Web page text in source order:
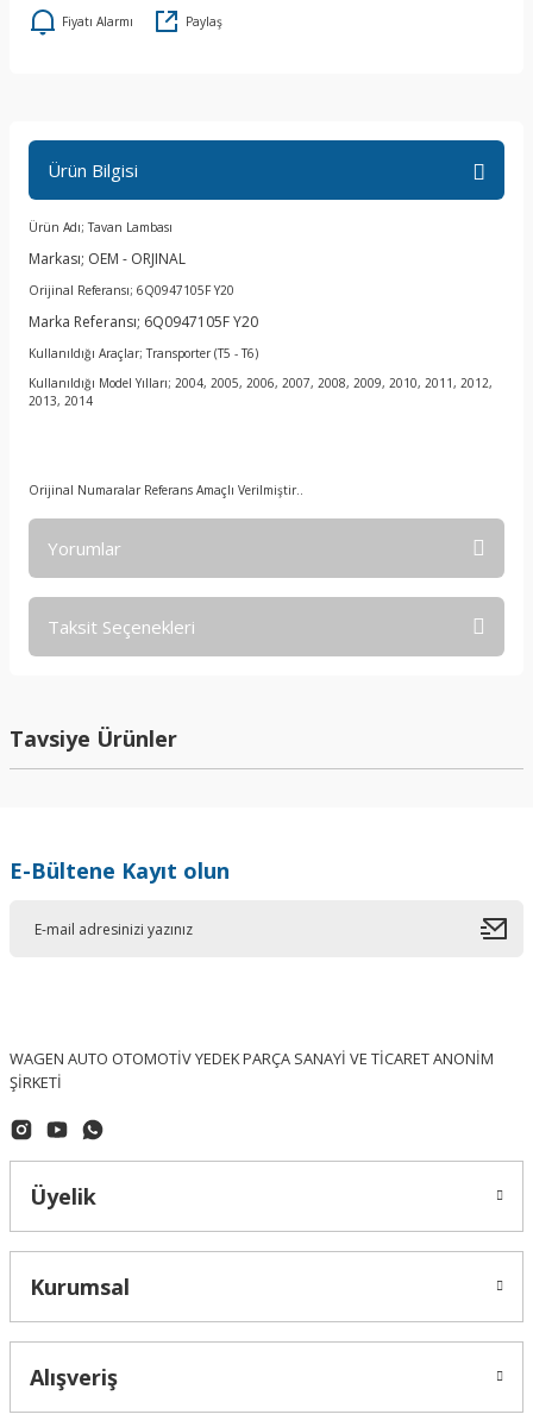
Fiyatı Alarmı Paylaş
Ürün Bilgisi
Ürün Adı; Tavan Lambası
Markası; OEM - ORJINAL
Orijinal Referansı; 6Q0947105F Y20
Marka Referansı; 6Q0947105F Y20
Kullanıldığı Araçlar; Transporter (T5 - T6)
Kullanıldığı Model Yılları; 2004, 2005, 2006, 2007, 2008, 2009, 2010, 2011, 2012,
2013, 2014
Orijinal Numaralar Referans Amaçlı Verilmiştir..
Yorumlar
Taksit Seçenekleri
Tavsiye Ürünler
OEM (ORJINAL)
Transporter T5 T6 Tavan Lambası 3B0947105CY20 2004---2014
6.891,19 ₺
E-Bültene Kayıt olun
WAGEN AUTO OTOMOTİV YEDEK PARÇA SANAYİ VE TİCARET ANONİM
ŞİRKETİ
Üyelik
Kurumsal
Alışveriş